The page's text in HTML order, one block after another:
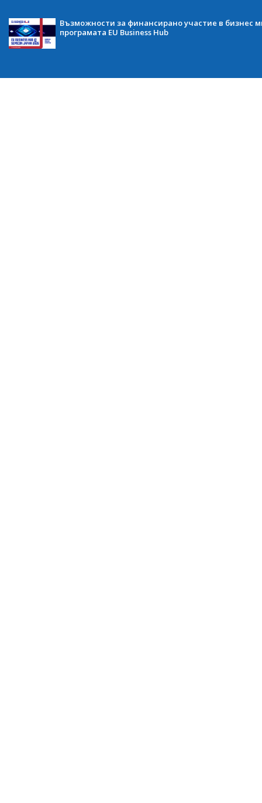
Възможности за финансирано участие в бизнес
програмата EU Business Hub